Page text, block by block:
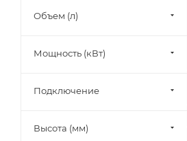
Объем (л)
Мощность (кВт)
Подключение
Высота (мм)